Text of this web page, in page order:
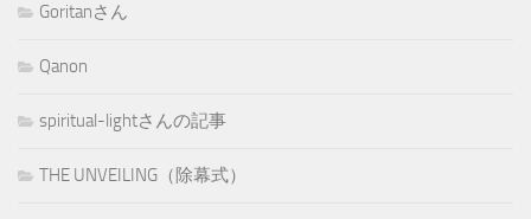
Goritanさん
Qanon
spiritual-lightさんの記事
THE UNVEILING（除幕式）